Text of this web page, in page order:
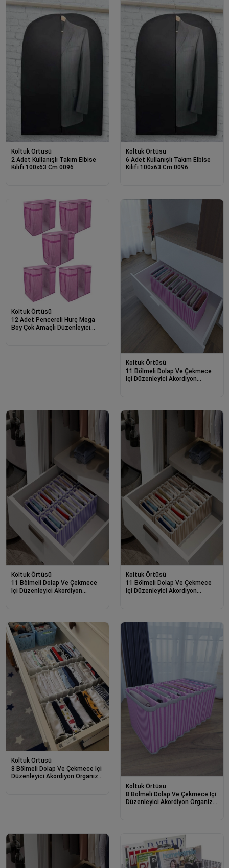
Koltuk Örtüsü
2 Adet Kullanışlı Takım Elbise
Kılıfı 100x63 Cm 0096
Koltuk Örtüsü
6 Adet Kullanışlı Takım Elbise
Kılıfı 100x63 Cm 0096
Koltuk Örtüsü
12 Adet Pencereli Hurç Mega
Boy Çok Amaçlı Düzenleyici
Koltuk Örtüsü
11 Bölmeli Dolap Ve Çekmece
Içi Düzenleyici Akordiyon
Koltuk Örtüsü
11 Bölmeli Dolap Ve Çekmece
Içi Düzenleyici Akordiyon
Koltuk Örtüsü
11 Bölmeli Dolap Ve Çekmece
Içi Düzenleyici Akordiyon
Koltuk Örtüsü
8 Bölmeli Dolap Ve Çekmece Içi
Düzenleyici Akordiyon Organizer
Koltuk Örtüsü
8 Bölmeli Dolap Ve Çekmece Içi
Düzenleyici Akordiyon Organizer